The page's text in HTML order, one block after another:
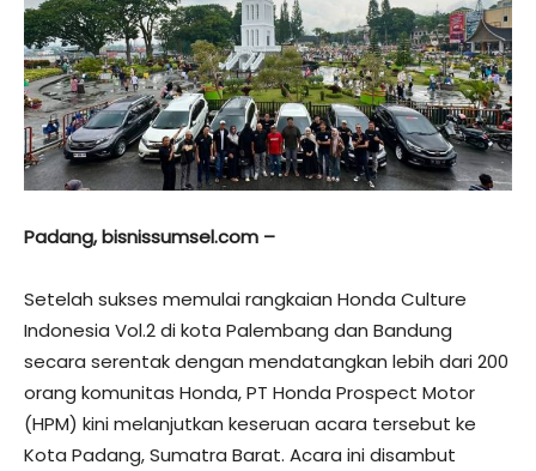
Padang, bisnissumsel.com –
Setelah sukses memulai rangkaian Honda Culture
Indonesia Vol.2 di kota Palembang dan Bandung
secara serentak dengan mendatangkan lebih dari 200
orang komunitas Honda, PT Honda Prospect Motor
(HPM) kini melanjutkan keseruan acara tersebut ke
Kota Padang, Sumatra Barat. Acara ini disambut